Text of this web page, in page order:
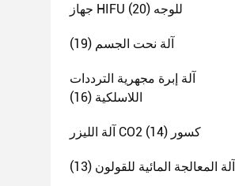
جهاز HIFU للوجه (20)
آلة نحت الجسم (19)
آلة إبرة مجهرية الترددات
اللاسلكية (16)
آلة الليزر CO2 كسور (14)
آلة المعالجة المائية للقولون (13)